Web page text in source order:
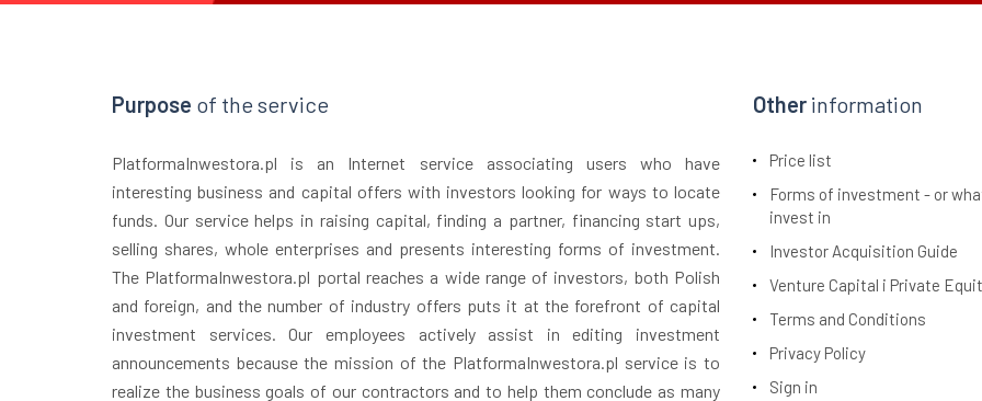
Purpose of the service
PlatformaInwestora.pl is an Internet service associating users who have
interesting business and capital offers with investors looking for ways to locate
funds. Our service helps in raising capital, finding a partner, financing start ups,
selling shares, whole enterprises and presents interesting forms of investment.
The PlatformaInwestora.pl portal reaches a wide range of investors, both Polish
and foreign, and the number of industry offers puts it at the forefront of capital
investment services. Our employees actively assist in editing investment
announcements because the mission of the PlatformaInwestora.pl service is to
realize the business goals of our contractors and to help them conclude as many
Other information
Price list
Forms of investment - or
invest in
Investor Acquisition Guide
Venture Capital i Private
Terms and Conditions
Privacy Policy
Sign in